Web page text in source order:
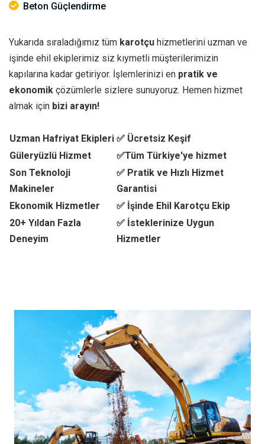
Beton Güçlendirme
Yukarıda sıraladığımız tüm karotçu hizmetlerini uzman ve
işinde ehil ekiplerimiz siz kıymetli müşterilerimizin
kapılarına kadar getiriyor. İşlemlerinizi en pratik ve
ekonomik çözümlerle sizlere sunuyoruz. Hemen hizmet
almak için bizi arayın!
Uzman Hafriyat Ekipleri ✅ Ücretsiz Keşif
Güleryüzlü Hizmet
✅Tüm Türkiye'ye hizmet
Son Teknoloji
Makineler
✅ Pratik ve Hızlı Hizmet
Garantisi
Ekonomik Hizmetler
✅ İşinde Ehil Karotçu Ekip
20+ Yıldan Fazla
Deneyim
✅ İsteklerinize Uygun
Hizmetler